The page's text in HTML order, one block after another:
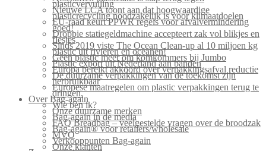
plasticvervuiling
Nieuwe LCA toont aan dat hoogwaardige
plasticrecycling noodzakelijk is voor klimaatdoelen
EU-raad keurt PPWR regels voor afvalvermindering
goed!
Droppie statiegeldmachine accepteert zak vol blikjes en
flesjes
Sinds 2019 viste The Ocean Clean-up al 10 miljoen kg
plastic uit rivieren en oceanen!
Geen plastic meer om komkommers bij Jumbo
Plastic export uit Nederland aan banden
Europa bereikt akkoord over verpakkingsafval reductie
De duurzame verpakkingen van de toekomst zijn
herbruikbaar
Europese maatregelen om plastic verpakkingen terug te
dringen.
Over Bag-again
Wie ben ik?
Onze duurzame merken
Bag-again in de media
FAQ Breadbag – veelgestelde vragen over de broodzak
Bag-again® voor retailers/wholesale
MVO
Verkooppunten Bag-again
Onze klanten